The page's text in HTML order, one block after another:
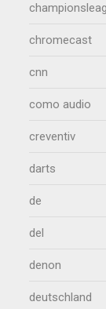
chromecast
cnn
como audio
creventiv
darts
de
del
denon
deutschland